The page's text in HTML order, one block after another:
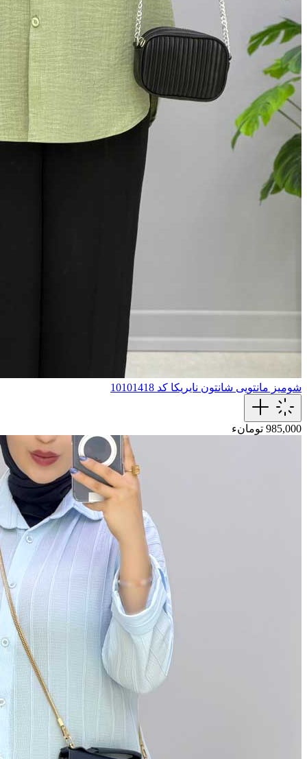
شومیز مانتویی شانتون نایریکا کد 10101418
985,000 تومانء